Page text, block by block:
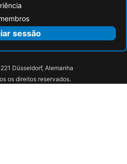
sessão
Düsseldorf, Alemanha
os direitos reservados.